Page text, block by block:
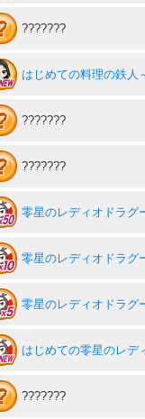
???????
???????
???????
零星のレディオドラグ
零星のレディオドラグ
零星のレディオドラグ
はじめての零星のレデ
???????